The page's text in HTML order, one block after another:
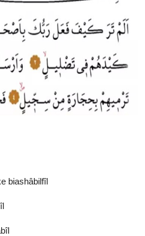
biashâbilfîl